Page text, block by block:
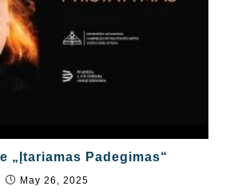
„Įtariamas Padegimas“
May 26, 2025